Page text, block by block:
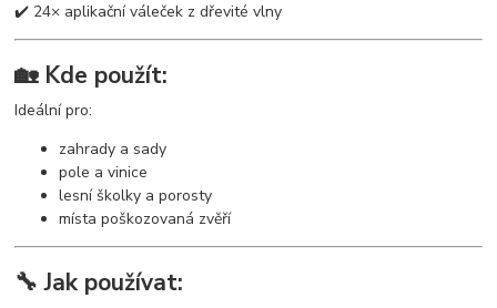
✔️ 24× aplikační váleček z dřevité vlny
🏡 Kde použít:
Ideální pro:
zahrady a sady
pole a vinice
lesní školky a porosty
místa poškozovaná zvěří
🔧 Jak používat: